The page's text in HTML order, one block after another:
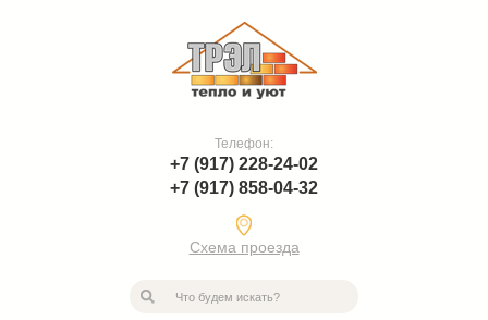
Телефон:
+7 (917) 228-24-02
+7 (917) 858-04-32
Схема проезда